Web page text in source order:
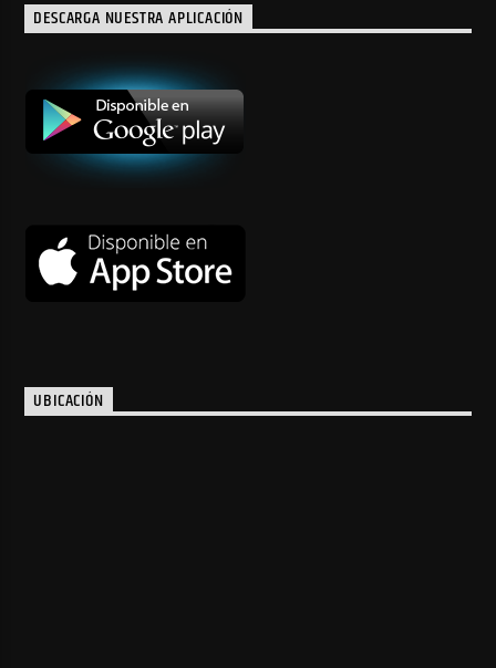
DESCARGA NUESTRA APLICACIÓN
UBICACIÓN